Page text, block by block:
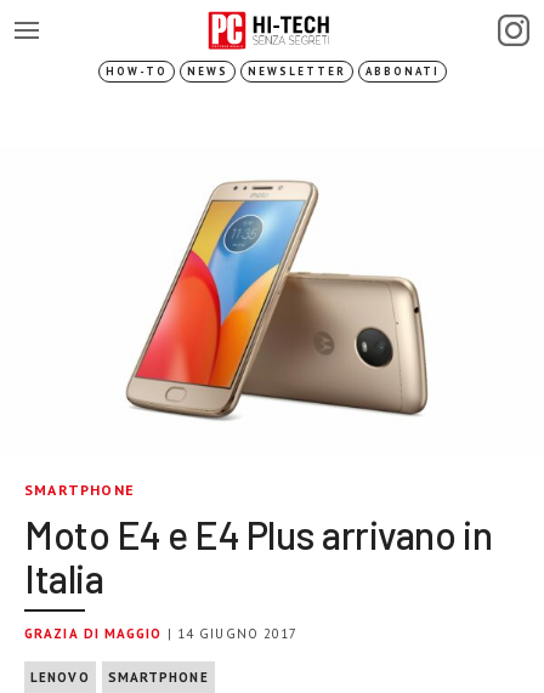
HOW-TO NEWS NEWSLETTER ABBONATI
SMARTPHONE
Moto E4 e E4 Plus arrivano in
Italia
GRAZIA DI MAGGIO | 14 GIUGNO 2017
LENOVO SMARTPHONE